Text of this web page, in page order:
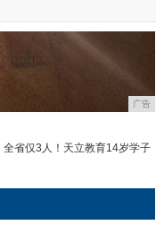
广告
全省仅3人！天立教育14岁学子